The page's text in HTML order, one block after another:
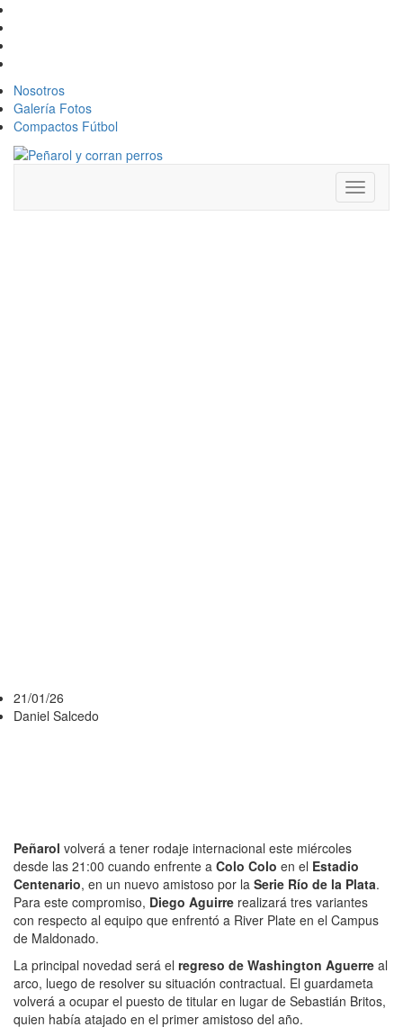
Nosotros
Galería Fotos
Compactos Fútbol
Toggle
21/01/26
Daniel Salcedo
Peñarol volverá a tener rodaje internacional este miércoles
desde las 21:00 cuando enfrente a Colo Colo en el Estadio
Centenario, en un nuevo amistoso por la Serie Río de la Plata.
Para este compromiso, Diego Aguirre realizará tres variantes
con respecto al equipo que enfrentó a River Plate en el Campus
de Maldonado.
La principal novedad será el regreso de Washington Aguerre al
arco, luego de resolver su situación contractual. El guardameta
volverá a ocupar el puesto de titular en lugar de Sebastián Britos,
quien había atajado en el primer amistoso del año.